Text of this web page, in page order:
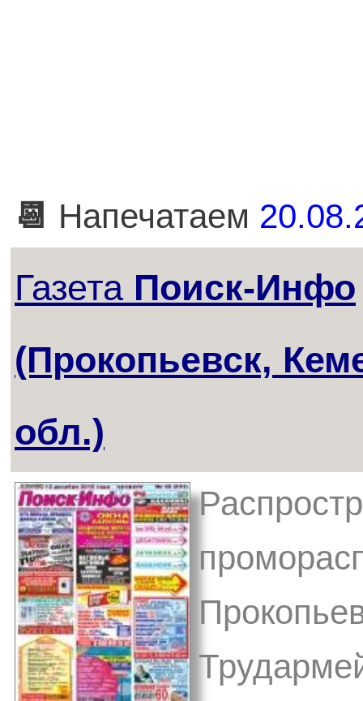
📆 Напечатаем
Газета Поиск-Инфо
(Прокопьевск,
обл.)